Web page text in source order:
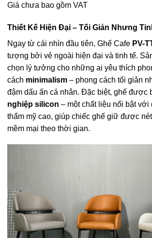
Giá chưa bao gồm VAT
Thiết Kế Hiện Đại – Tối Giản Nhưng
Ngay từ cái nhìn đầu tiên, Ghế Cafe PV-
tượng bởi vẻ ngoài hiện đại và tinh tế.
chọn lý tưởng cho những ai yêu thích
cách minimalism – phong cách tối giản
đậm dấu ấn cá nhân. Đặc biệt, ghế được
nghiệp silicon – một chất liệu nổi bật với
thẩm mỹ cao, giúp chiếc ghế giữ được
mềm mại theo thời gian.